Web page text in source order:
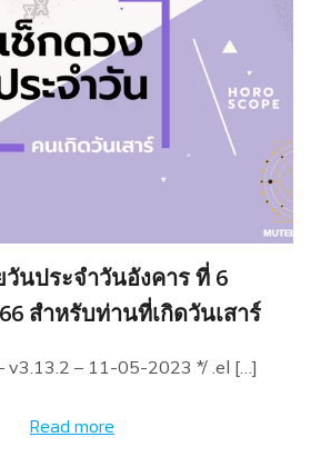
วันประจำวันอังคาร ที่ 6
สำหรับท่านที่เกิดวันเสาร์
v3.13.2 – 11-05-2023 */ .el […]
Read more